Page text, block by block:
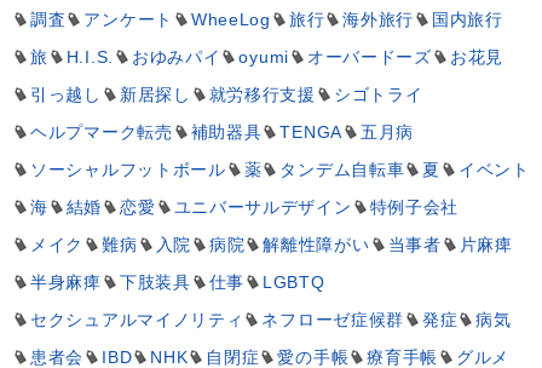
調査
アンケート WheeLog 旅行 海外旅行
国内旅行
旅
H.I.S. おゆみパイ oyumi オーバードーズ
お花見
引っ越し
新居探し 就労移行支援
シゴトライ
ヘルプマーク転売
補助器具 TENGA
五月病
ソーシャルフットボール
薬 タンデム自転車 夏
イベント
海
結婚 恋愛 ユニバーサルデザイン
特例子会社
メイク
難病 入院 病院 解離性障がい 当事者
片麻痺
半身麻痺
下肢装具 仕事
LGBTQ
セクシュアルマイノリティ
ネフローゼ症候群 発症
病気
患者会
IBD NHK 自閉症 愛の手帳 療育手帳
グルメ